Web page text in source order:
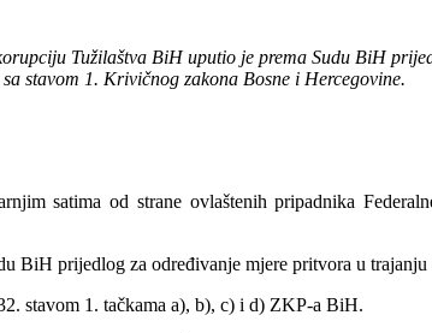
Tužilaštva BiH uputio je prema Sudu BiH
stavom 1. Krivičnog zakona Bosne i Hercegovine.
satima od strane ovlaštenih pripadnika
BiH prijedlog za određivanje mjere pritvora u trajanju
stavom 1. tačkama a), b), c) i d) ZKP-a BiH.